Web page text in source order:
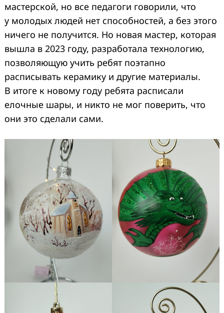
мастерской, но все педагоги говорили, что
у молодых людей нет способностей, а без этого
ничего не получится. Но новая мастер, которая
вышла в 2023 году, разработала технологию,
позволяющую учить ребят поэтапно
расписывать керамику и другие материалы.
В итоге к новому году ребята расписали
елочные шары, и никто не мог поверить, что
они это сделали сами.